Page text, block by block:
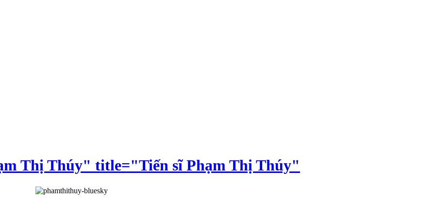
Thị Thúy" title="Tiến sĩ Phạm Thị Thúy"